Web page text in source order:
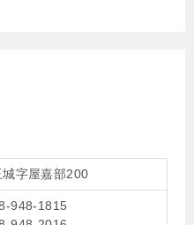
城字屋嘉部200
948-1815